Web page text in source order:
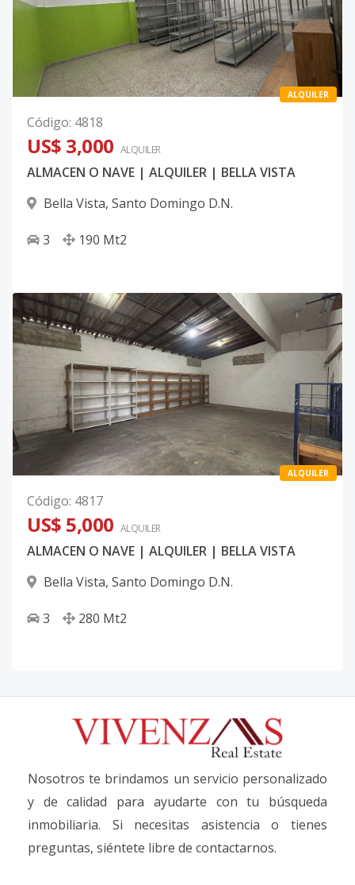
ALQUILER
Código: 4818
US$ 3,000 ALQUILER
ALMACEN O NAVE | ALQUILER | BELLA VISTA
Bella Vista, Santo Domingo D.N.
3 190 Mt2
ALQUILER
Código: 4817
US$ 5,000 ALQUILER
ALMACEN O NAVE | ALQUILER | BELLA VISTA
Bella Vista, Santo Domingo D.N.
3 280 Mt2
Nosotros te brindamos un servicio personalizado
y de calidad para ayudarte con tu búsqueda
inmobiliaria. Si necesitas asistencia o tienes
preguntas, siéntete libre de contactarnos.